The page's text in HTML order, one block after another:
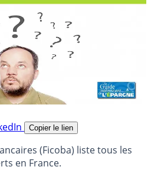
Copier le lien
(Ficoba) liste tous les
en France.